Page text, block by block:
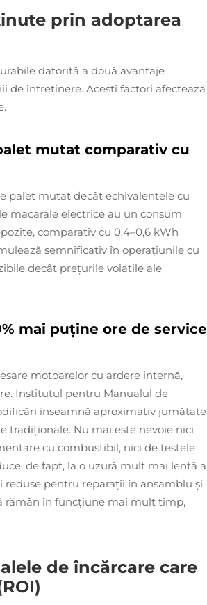
prin adoptarea
datorită a două avantaje
de întreținere. Acești factori afectează
mutat comparativ cu
palet mutat decât echivalentele cu
macarale electrice au un consum
comparativ cu 0,4–0,6 kWh
semnificativ în operațiunile cu
decât prețurile volatile ale
mai puține ore de service
motoarelor cu ardere internă,
Institutul pentru Manualul de
înseamnă aproximativ jumătate
tradiționale. Nu mai este nevoie nici
cu combustibil, nici de testele
de fapt, la o uzură mult mai lentă a
pentru reparații în ansamblu și
rămân în funcțiune mai mult timp,
de încărcare care